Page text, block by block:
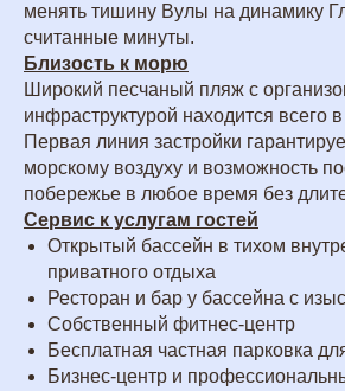
менять тишину Вулы на динамику
считанные минуты.
Близость к морю
Широкий песчаный пляж с
инфраструктурой находится всего
Первая линия застройки
морскому воздуху и возможность
побережье в любое время без
Сервис к услугам гостей
Открытый бассейн в тихом
приватного отдыха
Ресторан и бар у бассейна с
Собственный фитнес-центр
Бесплатная частная парковка
Бизнес-центр и